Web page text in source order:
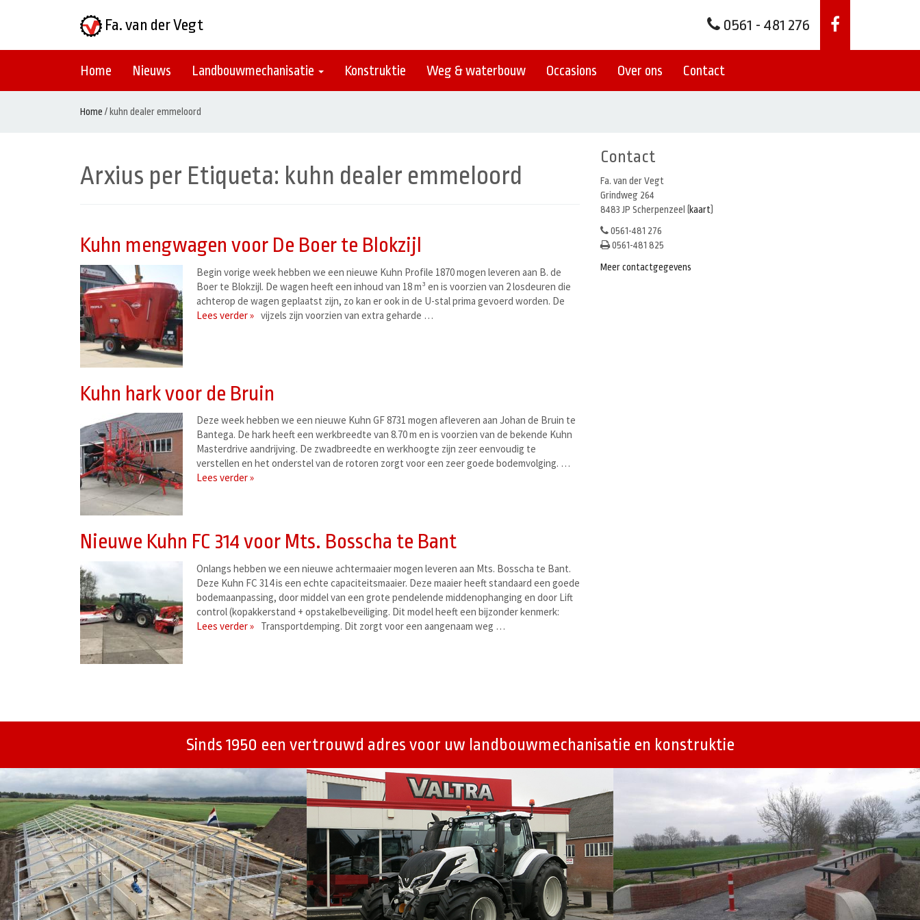
Fa. van der Vegt 0561 - 481 276
Home Nieuws Landbouwmechanisatie Konstruktie Weg & waterbouw Occasions Over ons Contact
Home / kuhn dealer emmeloord
Arxius per Etiqueta: kuhn dealer emmeloord
Kuhn mengwagen voor De Boer te Blokzijl
Begin vorige week hebben we een nieuwe Kuhn Profile 1870 mogen leveren aan B. de
Boer te Blokzijl. De wagen heeft een inhoud van 18 m³ en is voorzien van 2 losdeuren die
achterop de wagen geplaatst zijn, zo kan er ook in de U-stal prima gevoerd worden. De
vijzels zijn voorzien van extra geharde …
Lees verder »
Kuhn hark voor de Bruin
Deze week hebben we een nieuwe Kuhn GF 8731 mogen afleveren aan Johan de Bruin te
Bantega. De hark heeft een werkbreedte van 8.70 m en is voorzien van de bekende Kuhn
Masterdrive aandrijving. De zwadbreedte en werkhoogte zijn zeer eenvoudig te
verstellen en het onderstel van de rotoren zorgt voor een zeer goede bodemvolging. …
Lees verder »
Nieuwe Kuhn FC 314 voor Mts. Bosscha te Bant
Onlangs hebben we een nieuwe achtermaaier mogen leveren aan Mts. Bosscha te Bant.
Deze Kuhn FC 314 is een echte capaciteitsmaaier. Deze maaier heeft standaard een goede
bodemaanpassing, door middel van een grote pendelende middenophanging en door Lift
control (kopakkerstand + opstakelbeveiliging. Dit model heeft een bijzonder kenmerk:
Transportdemping. Dit zorgt voor een aangenaam weg …
Lees verder »
Contact
Fa. van der Vegt
Grindweg 264
8483 JP Scherpenzeel (
kaart
0561-481 276
0561-481 825
Meer contactgegevens
Sinds 1950 een vertrouwd adres voor uw landbouwmechanisatie en konstruktie